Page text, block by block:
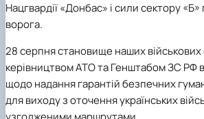
Нацгвардії «Донбас» і сили сектору
ворога.
28 серпня становище наших
керівництвом АТО та Генштабом ЗС РФ
щодо надання гарантій безпечних
для виходу з оточення українських